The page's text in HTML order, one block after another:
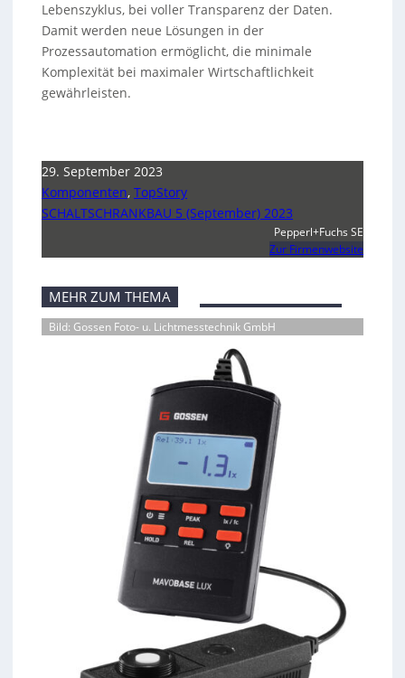
Lebenszyklus, bei voller Transparenz der Daten.
Damit werden neue Lösungen in der
Prozessautomation ermöglicht, die minimale
Komplexität bei maximaler Wirtschaftlichkeit
gewährleisten.
29. September 2023
Komponenten, TopStory
SCHALTSCHRANKBAU 5 (September) 2023
Pepperl+Fuchs SE
Zur Firmenwebsite
MEHR ZUM THEMA
Bild: Gossen Foto- u. Lichtmesstechnik GmbH